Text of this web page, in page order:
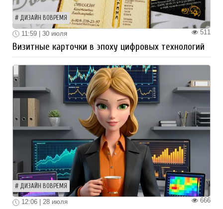
ДИЗАЙН ВОВРЕМЯ
511
11:59 | 30 июля
Визитные карточки в эпоху цифровых технологий
ДИЗАЙН ВОВРЕМЯ
666
12:06 | 28 июля